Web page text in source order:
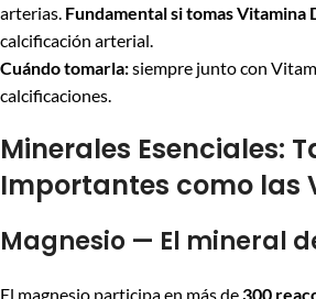
arterias. Fundamental si tomas Vitamina
calcificación arterial.
Cuándo tomarla:siempre junto con
calcificaciones.
Minerales Esenciales:
Importantes como las
Magnesio — El mineral
El magnesio participa en más de300